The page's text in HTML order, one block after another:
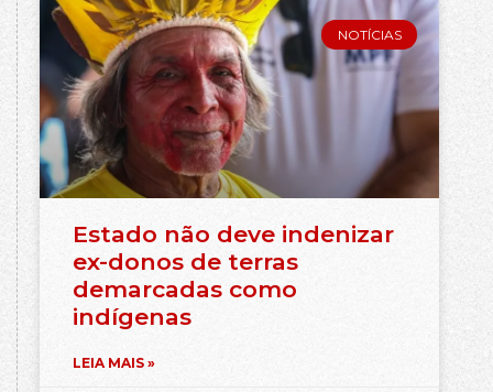
NOTÍCIAS
Estado não deve indenizar
ex-donos de terras
demarcadas como
indígenas
LEIA MAIS »